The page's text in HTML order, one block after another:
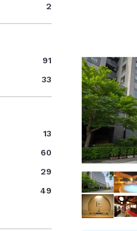
2
91
33
13
60
29
49